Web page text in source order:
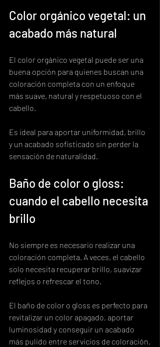
Color orgánico vegetal: un
acabado más natural
El color orgánico vegetal puede ser una
buena opción para quienes buscan una
coloración completa con un enfoque
más suave, natural y respetuoso con el
cabello.
Es ideal para aportar uniformidad, brillo
y un acabado sofisticado sin perder la
sensación de naturalidad.
Baño de color o gloss:
cuando el cabello necesita
brillo
No siempre es necesario realizar una
coloración completa. A veces, el cabello
solo necesita recuperar brillo, suavizar
reflejos o refrescar el tono.
El baño de color o gloss es perfecto para
revitalizar un color apagado, aportar
luminosidad y conseguir un acabado
más pulido entre servicios de coloración.